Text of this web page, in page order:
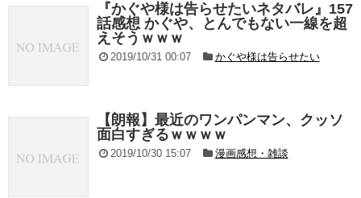
『かぐや様は告らせたいネタバレ』157
話感想 かぐや、とんでもない一線を超
えそうｗｗｗ
2019/10/31 00:07 かぐや様は告らせたい
【朗報】最近のワンパンマン、クッソ
面白すぎるｗｗｗｗ
2019/10/30 15:07 漫画感想・雑談